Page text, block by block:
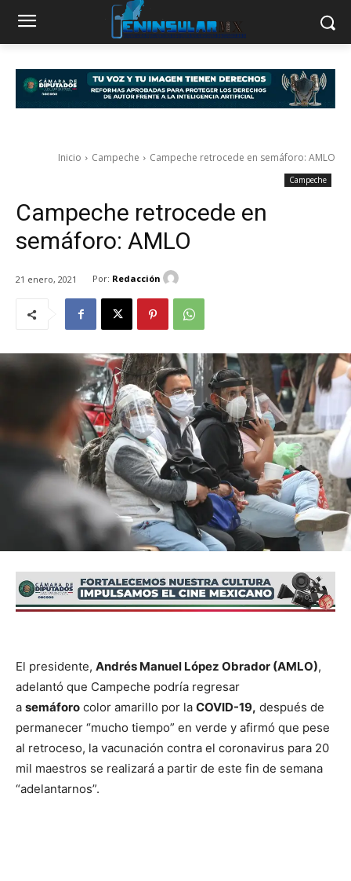
Inicio Campeche Campeche retrocede en semáforo: AMLO
Campeche
Campeche retrocede en
semáforo: AMLO
21 enero, 2021 Por: Redacción
El presidente, Andrés Manuel López Obrador (AMLO),
adelantó que Campeche podría regresar
a semáforo color amarillo por la COVID-19, después de
permanecer “mucho tiempo” en verde y afirmó que pese
al retroceso, la vacunación contra el coronavirus para 20
mil maestros se realizará a partir de este fin de semana
“adelantarnos”.